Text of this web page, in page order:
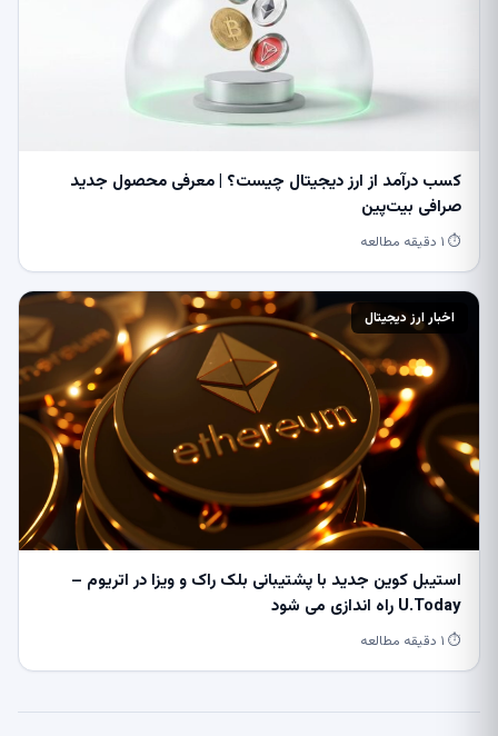
کسب درآمد از ارز دیجیتال چیست؟ | معرفی محصول جدید
صرافی بیت‌پین
⏱ ۱ دقیقه مطالعه
اخبار ارز دیجیتال
استیبل کوین جدید با پشتیبانی بلک راک و ویزا در اتریوم –
U.Today راه اندازی می شود
⏱ ۱ دقیقه مطالعه